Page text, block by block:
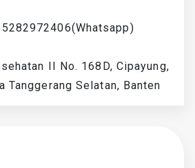
II No. 168D, Cipayung,
Tanggerang Selatan, Banten